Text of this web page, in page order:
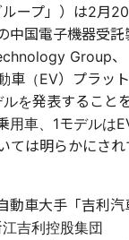
ープ」）は2月20
中国電子機器受託
Group、
車（EV）プラット
を発表すること
用車、1モデルは
ては明らかにされ
動車大手「吉利汽
吉利控股集団